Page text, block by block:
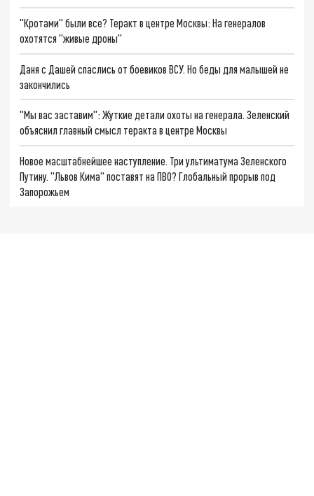
"Кротами" были все? Теракт в центре Москвы: На генералов
охотятся "живые дроны"
Даня с Дашей спаслись от боевиков ВСУ. Но беды для малышей не
закончились
"Мы вас заставим": Жуткие детали охоты на генерала. Зеленский
объяснил главный смысл теракта в центре Москвы
Новое масштабнейшее наступление. Три ультиматума Зеленского
Путину. "Львов Кима" поставят на ПВО? Глобальный прорыв под
Запорожьем